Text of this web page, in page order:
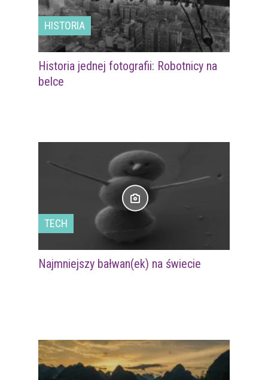
HISTORIA
Historia jednej fotografii: Robotnicy na
belce
TECH
Najmniejszy bałwan(ek) na świecie